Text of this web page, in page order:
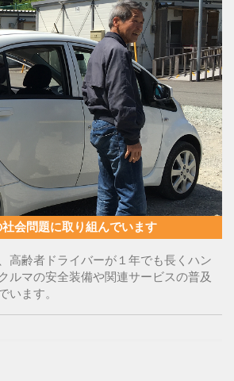
会問題に取り組んでいます
高齢者ドライバーが１年でも長くハン
ルマの安全装備や関連サービスの普及
います。